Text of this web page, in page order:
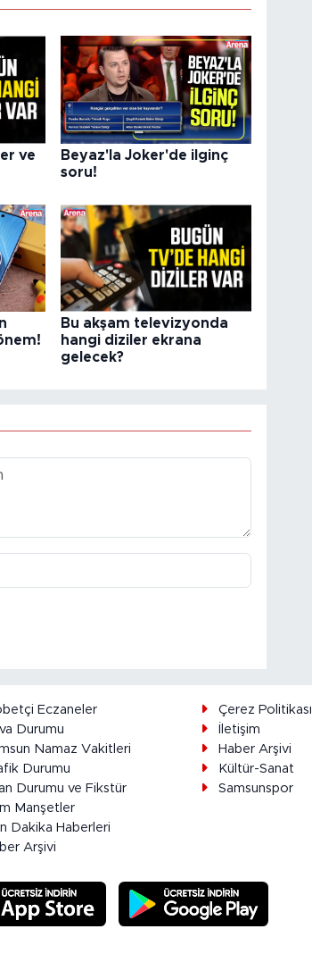
ve
Beyaz'la Joker'de ilginç
soru!
Bu akşam televizyonda
hangi diziler ekrana
gelecek?
Eczaneler
Durumu
Namaz Vakitleri
Durumu
Durumu ve Fikstür
Manşetler
Dakika Haberleri
Arşivi
Çerez Politikası
İletişim
Haber Arşivi
Kültür-Sanat
Samsunspor